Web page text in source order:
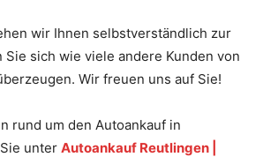
wir Ihnen selbstverständlich zur
Sie sich wie viele andere Kunden von
Wir freuen uns auf Sie!
rund um den Autoankauf in
unter Autoankauf Reutlingen |